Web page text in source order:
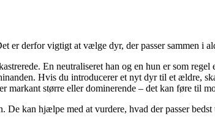
er derfor vigtigt at vælge dyr, der passer sammen i
En neutraliseret han og en hun er som
Hvis du introducerer et nyt dyr til et ældre,
markant større eller dominerende – det kan føre til
kan hjælpe med at vurdere, hvad der passer